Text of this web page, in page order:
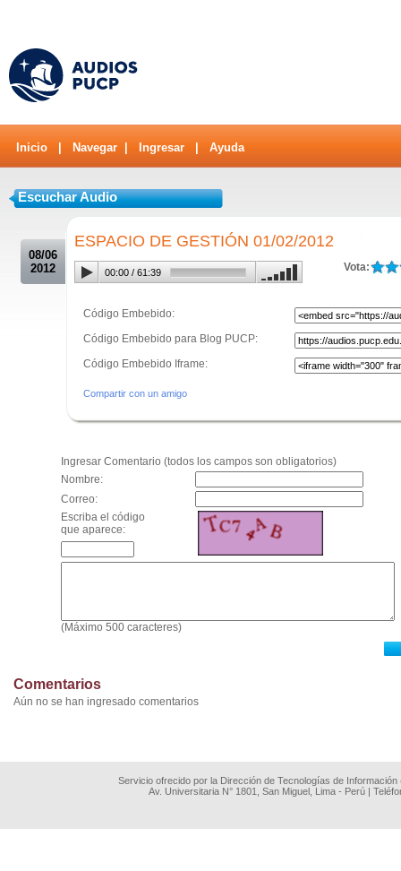
Inicio Navegar Ingresar Ayuda
Escuchar Audio
08/06
2012
ESPACIO DE GESTIÓN 01/02/2012
Vota:
00:00 / 61:39
Código Embebido:
Código Embebido para Blog PUCP:
Código Embebido Iframe:
Compartir con un amigo
Ingresar Comentario (todos los campos son obligatorios)
Nombre:
Correo:
Escriba el código
que aparece:
(Máximo 500 caracteres)
Comentarios
Aún no se han ingresado comentarios
Servicio ofrecido por la Dirección de Tecnologías de
Av. Universitaria N° 1801, San Miguel, Lima - Perú |